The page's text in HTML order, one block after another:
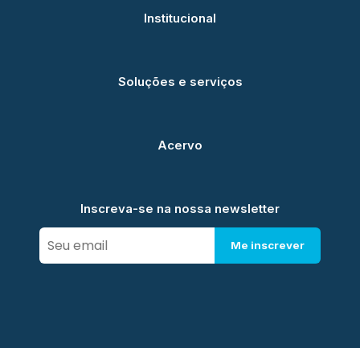
Institucional
Soluções e serviços
Acervo
Inscreva-se na nossa newsletter
Me inscrever